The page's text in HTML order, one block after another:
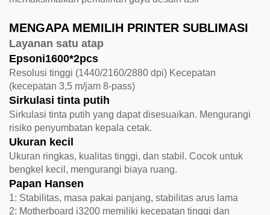
MENGAPA MEMILIH PRINTER SUBLIMASI
Layanan satu atap
Epsoni1600*2pcs
Resolusi tinggi (1440/2160/2880 dpi) Kecepatan
(kecepatan 3,5 m/jam 8-pass)
Sirkulasi tinta putih
Sirkulasi tinta putih yang dapat disesuaikan. Mengurangi
risiko penyumbatan kepala cetak.
Ukuran kecil
Ukuran ringkas, kualitas tinggi, dan stabil. Cocok untuk
bengkel kecil, mengurangi biaya ruang.
Papan Hansen
1: Stabilitas, masa pakai panjang, stabilitas arus lama
2: Motherboard i3200 memiliki kecepatan tinggi dan